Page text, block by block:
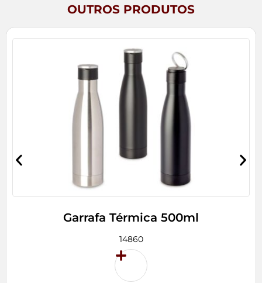
OUTROS PRODUTOS
Garrafa Térmica 500ml
14860